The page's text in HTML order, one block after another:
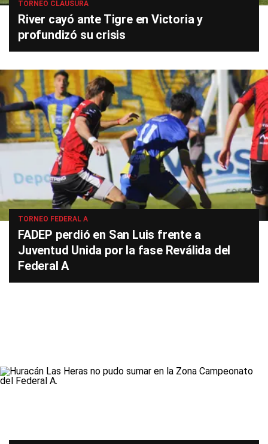
TORNEO CLAUSURA
River cayó ante Tigre en Victoria y
profundizó su crisis
TORNEO FEDERAL A
FADEP perdió en San Luis frente a
Juventud Unida por la fase Reválida del
Federal A